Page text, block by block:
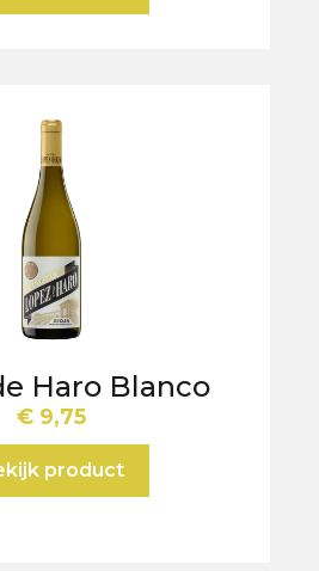
Haro Blanco
€ 9,75
product